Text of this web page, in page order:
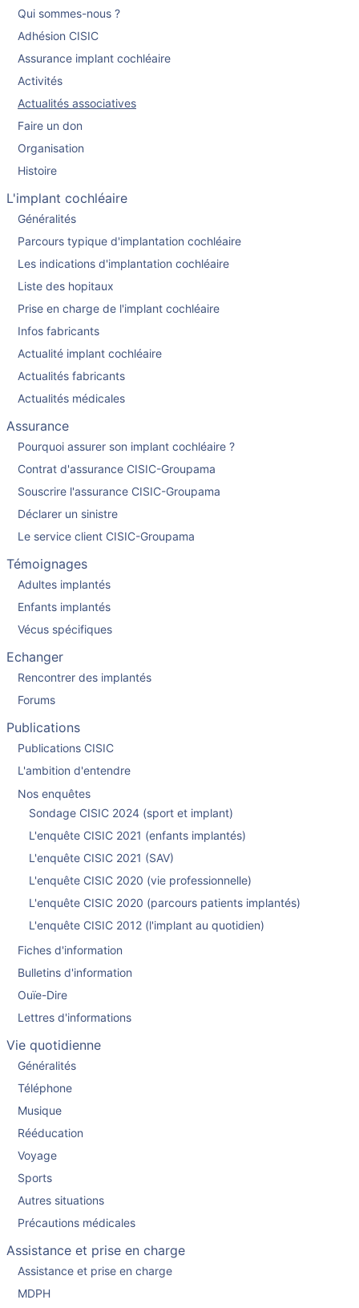
Qui sommes-nous ?
Adhésion CISIC
Assurance implant cochléaire
Activités
Actualités associatives
Faire un don
Organisation
Histoire
L'implant cochléaire
Généralités
Parcours typique d'implantation cochléaire
Les indications d'implantation cochléaire
Liste des hopitaux
Prise en charge de l'implant cochléaire
Infos fabricants
Actualité implant cochléaire
Actualités fabricants
Actualités médicales
Assurance
Pourquoi assurer son implant cochléaire ?
Contrat d'assurance CISIC-Groupama
Souscrire l'assurance CISIC-Groupama
Déclarer un sinistre
Le service client CISIC-Groupama
Témoignages
Adultes implantés
Enfants implantés
Vécus spécifiques
Echanger
Rencontrer des implantés
Forums
Publications
Publications CISIC
L'ambition d'entendre
Nos enquêtes
Sondage CISIC 2024 (sport et implant)
L'enquête CISIC 2021 (enfants implantés)
L'enquête CISIC 2021 (SAV)
L'enquête CISIC 2020 (vie professionnelle)
L'enquête CISIC 2020 (parcours patients implantés)
L'enquête CISIC 2012 (l'implant au quotidien)
Fiches d'information
Bulletins d'information
Ouïe-Dire
Lettres d'informations
Vie quotidienne
Généralités
Téléphone
Musique
Rééducation
Voyage
Sports
Autres situations
Précautions médicales
Assistance et prise en charge
Assistance et prise en charge
MDPH